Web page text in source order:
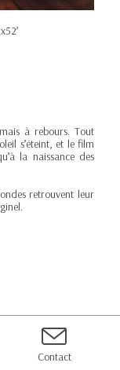
à rebours. Tout
s’éteint, et le film
la naissance des
retrouvent leur
Contact